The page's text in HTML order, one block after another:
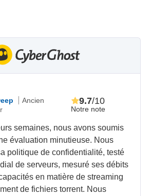
Ancien
Notre note
9.7/10
semaines, nous avons soumis
évaluation minutieuse. Nous
politique de confidentialité, testé
de serveurs, mesuré ses débits
en matière de streaming
de fichiers torrent. Nous